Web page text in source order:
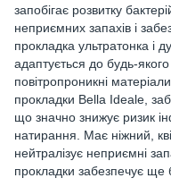
запобігає розвитку
неприємних запахів і
прокладка ультратонка і
адаптується до будь-
повітропроникні
прокладки Bella Ideale,
що значно знижує ризик
натирання. Має ніжний,
нейтралізує неприємні
прокладки забезпечує ще